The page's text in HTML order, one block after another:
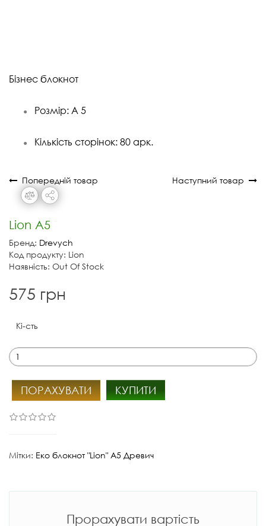
Бізнес блокнот
● Розмір: А 5
● Кількість сторінок:80 арк.
Попередній товар Наступний товар
Lion А5
Бренд: Drevych
Код продукту: Lion
Наявність: Out Of Stock
575 грн
Кі-сть
ПОРАХУВАТИ КУПИТИ
Мітки: Еко блокнот "Lion" А5 Древич
Прорахувати вартість